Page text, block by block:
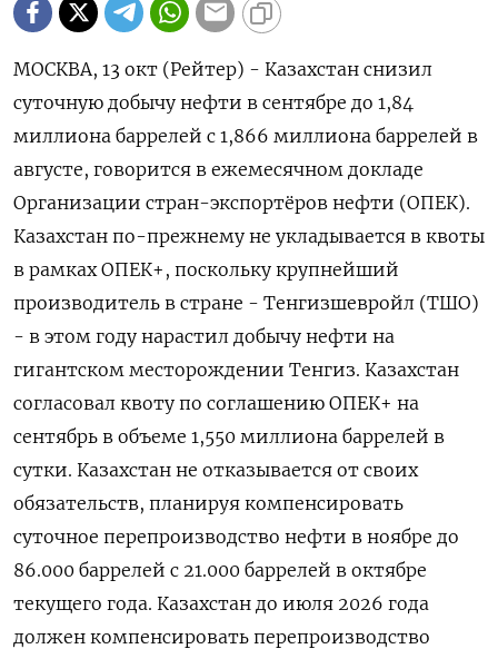
МОСКВА, 13 окт (Рейтер) - Казахстан снизил
суточную добычу нефти в сентябре до 1,84
миллиона баррелей с 1,866 миллиона баррелей в
августе, говорится в ежемесячном докладе
Организации стран-экспортёров нефти (ОПЕК).
Казахстан по-прежнему не укладывается в квоты
в рамках ОПЕК+, поскольку крупнейший
производитель в стране - Тенгизшевройл (ТШО)
- в этом году нарастил добычу нефти на
гигантском месторождении Тенгиз. Казахстан
согласовал квоту по соглашению ОПЕК+ на
сентябрь в объеме 1,550 миллиона баррелей в
сутки. Казахстан не отказывается от своих
обязательств, планируя компенсировать
суточное перепроизводство нефти в ноябре до
86.000 баррелей с 21.000 баррелей в октябре
текущего года. Казахстан до июля 2026 года
должен компенсировать перепроизводство